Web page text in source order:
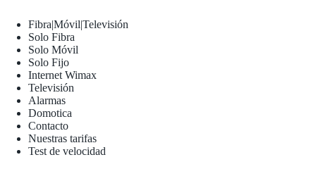
Fibra|Móvil|Televisión
Solo Fibra
Solo Móvil
Solo Fijo
Internet Wimax
Televisión
Alarmas
Domotica
Contacto
Nuestras tarifas
Test de velocidad